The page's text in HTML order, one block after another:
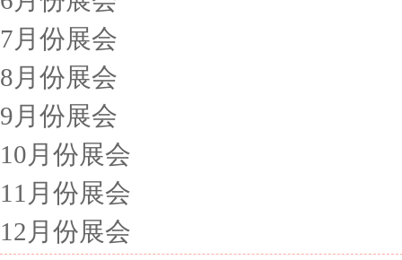
7月份展会
8月份展会
9月份展会
10月份展会
11月份展会
12月份展会